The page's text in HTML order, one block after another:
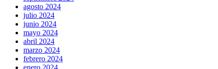
agosto 2024
julio 2024
junio 2024
mayo 2024
abril 2024
marzo 2024
febrero 2024